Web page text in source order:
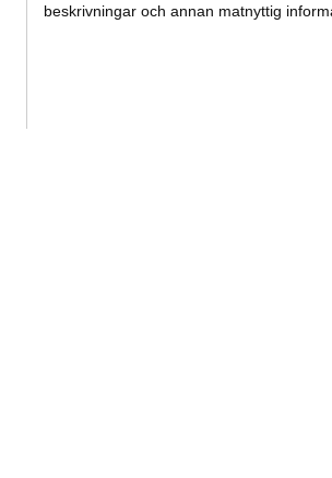
beskrivningar och annan matnyttig